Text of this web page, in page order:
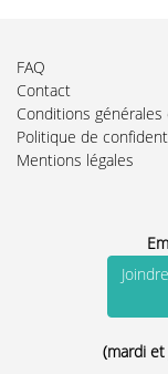
FAQ
Contact
Conditions
Politique de
Mentions légales
(mardi